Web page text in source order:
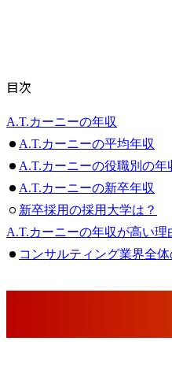
目次
A.T.カーニーの年収
A.T.カーニーの平均年収
A.T.カーニーの役職別の年
A.T.カーニーの新卒年収
新卒採用の採用大学は？
A.T.カーニーの年収が高い理
コンサルティング業界全
A.T.カーニーとは？